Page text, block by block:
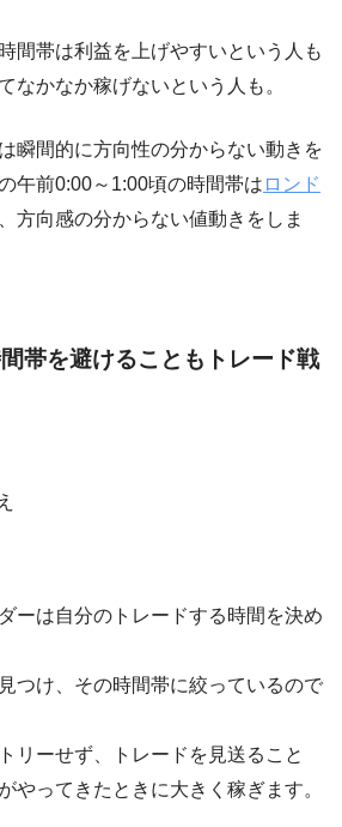
間帯は利益を上げやすいという人も
なかなか稼げないという人も。
瞬間的に方向性の分からない動きを
午前0:00～1:00頃の時間帯は ロンド
方向感の分からない値動きをしま
帯を避けることもトレード戦
ーは自分のトレードする時間を決め
つけ、その時間帯に絞っているので
リーせず、トレードを見送ること
やってきたときに大きく稼ぎます。